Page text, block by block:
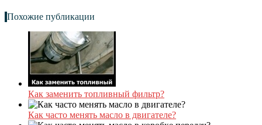
Похожие публикации
Как заменить топливный фильтр?
Как часто менять масло в двигателе?